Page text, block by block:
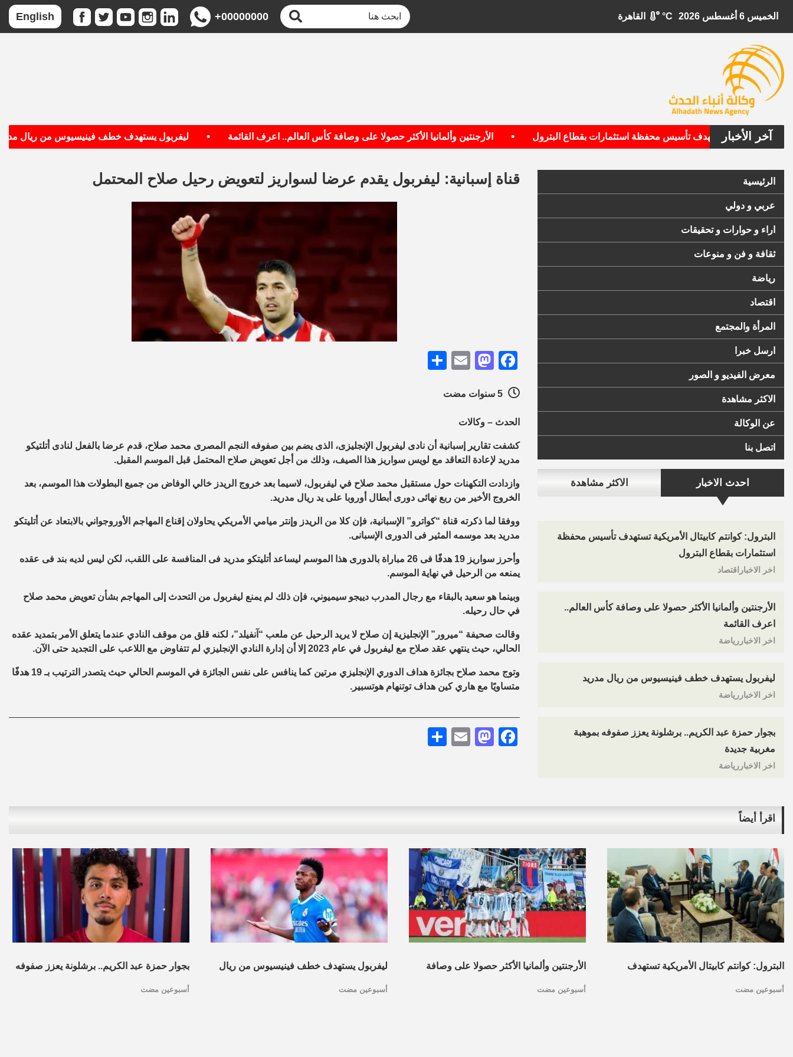
الخميس 6 أغسطس 2026 °C
+00000000
English
آخر الأخبار
الأمريكية تستهدف تأسيس محفظة استثمارات بقطاع البترول الأرجنتين وألمانيا الأكثر حصولا على وصافة كأس العالم.. اعرف القائمة ليفربول يستهدف خطف فينيسيوس من ريال مدريد
الرئيسية
عربي و دولي
اراء و حوارات و تحقيقات
ثقافة و فن و منوعات
رياضة
اقتصاد
المرأة والمجتمع
ارسل خبرا
معرض الفيديو و الصور
الاكثر مشاهدة
عن الوكالة
اتصل بنا
احدث الاخبار الاكثر مشاهدة
البترول: كوانتم كابيتال الأمريكية تستهدف تأسيس محفظة
استثمارات بقطاع البترول
اخر الاخباراقتصاد
الأرجنتين وألمانيا الأكثر حصولا على وصافة كأس العالم..
اعرف القائمة
اخر الاخباررياضة
ليفربول يستهدف خطف فينيسيوس من ريال مدريد
اخر الاخباررياضة
بجوار حمزة عبد الكريم.. برشلونة يعزز صفوفه بموهبة
مغربية جديدة
اخر الاخباررياضة
قناة إسبانية: ليفربول يقدم عرضا لسواريز لتعويض رحيل صلاح المحتمل
Facebook
Mastodon
Email
الحدث – وكالات
كشفت تقارير إسبانية أن نادى ليفربول الإنجليزى، الذى يضم بين صفوفه النجم المصرى محمد صلاح، قدم عرضا بالفعل لنادى أتلتيكو
مدريد لإعادة التعاقد مع لويس سواريز هذا الصيف، وذلك من أجل تعويض صلاح المحتمل قبل الموسم المقبل.
وازدادت التكهنات حول مستقبل محمد صلاح في ليفربول، لاسيما بعد خروج الريدز خالي الوفاض من جميع البطولات هذا الموسم، بعد
الخروج الأخير من ربع نهائى دورى أبطال أوروبا على يد ريال مدريد.
ووفقا لما ذكرته قناة “كواترو” الإسبانية، فإن كلا من الريدز وإنتر ميامي الأمريكي يحاولان إقناع المهاجم الأوروجواني بالابتعاد عن أتليتكو ​​
مدريد بعد موسمه المثير فى الدورى الإسبانى.
وأحرز سواريز 19 هدفًا فى 26 مباراة بالدورى هذا الموسم ليساعد أتليتكو مدريد فى المنافسة على اللقب، لكن ليس لديه بند فى عقده
يمنعه من الرحيل في نهاية الموسم.
وبينما هو سعيد بالبقاء مع رجال المدرب دييجو سيميوني، فإن ذلك لم يمنع ليفربول من التحدث إلى المهاجم بشأن تعويض محمد صلاح
في حال رحيله.
وقالت صحيفة “ميرور” الإنجليزية إن صلاح لا يريد الرحيل عن ملعب “آنفيلد”، لكنه قلق من موقف النادي عندما يتعلق الأمر بتمديد عقده
الحالي، حيث ينتهي عقد صلاح مع ليفربول في عام 2023 إلا أن إدارة النادي الإنجليزي لم تتفاوض مع اللاعب على التجديد حتى الآن.
وتوج محمد صلاح بجائزة هداف الدوري الإنجليزي مرتين كما ينافس على نفس الجائزة في الموسم الحالي حيث يتصدر الترتيب بـ 19 هدفًا
متساويًا مع هاري كين هداف توتنهام هوتسبير.
Facebook
Mastodon
Email
اقرأ أيضاً
البترول: كوانتم كابيتال الأمريكية تستهدف
أسبوعين مضت
الأرجنتين وألمانيا الأكثر حصولا على وصافة
أسبوعين مضت
ليفربول يستهدف خطف فينيسيوس من ريال
أسبوعين مضت
بجوار حمزة عبد الكريم.. برشلونة يعزز صفوفه
أسبوعين مضت